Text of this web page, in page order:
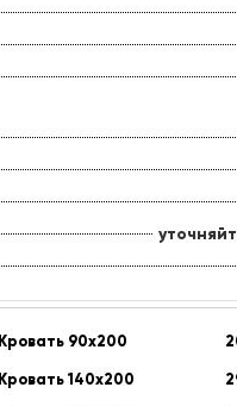
Кровать 90х200
Кровать 140х200